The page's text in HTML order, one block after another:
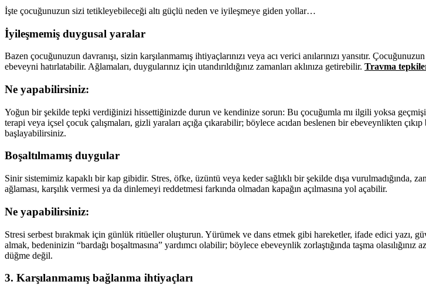
İşte çocuğunuzun sizi tetikleyebileceği altı güçlü neden ve iyileşmeye giden yollar…
İyileşmemiş duygusal yaralar
Bazen çocuğunuzun davranışı, sizin karşılanmamış ihtiyaçlarınızı veya acı verici anılarınızı yansıtır.
ebeveyni hatırlatabilir. Ağlamaları, duygularınız için utandırıldığınız zamanları aklınıza getirebilir. Travma
Ne yapabilirsiniz:
Yoğun bir şekilde tepki verdiğinizi hissettiğinizde durun ve kendinize sorun: Bu çocuğumla mı ilgili yoksa
terapi veya içsel çocuk çalışmaları, gizli yaraları açığa çıkarabilir; böylece acıdan beslenen bir ebeveynlikten
başlayabilirsiniz.
Boşaltılmamış duygular
Sinir sistemimiz kapaklı bir kap gibidir. Stres, öfke, üzüntü veya keder sağlıklı bir şekilde dışa vurulmadığında,
ağlaması, karşılık vermesi ya da dinlemeyi reddetmesi farkında olmadan kapağın açılmasına yol açabilir.
Ne yapabilirsiniz:
Stresi serbest bırakmak için günlük ritüeller oluşturun. Yürümek ve dans etmek gibi hareketler, ifade edici yazı,
almak, bedeninizin “bardağı boşaltmasına” yardımcı olabilir; böylece ebeveynlik zorlaştığında taşma olasılığınız
düğme değil.
3. Karşılanmamış bağlanma ihtiyaçları